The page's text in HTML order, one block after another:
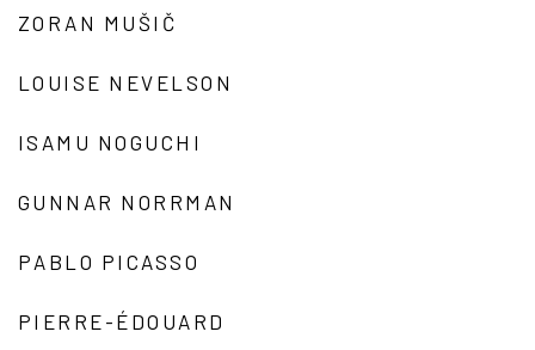
ZORAN MUŠIČ
LOUISE NEVELSON
ISAMU NOGUCHI
GUNNAR NORRMAN
PABLO PICASSO
PIERRE-ÉDOUARD